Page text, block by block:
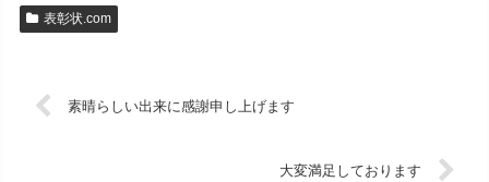
表彰状.com
素晴らしい出来に感謝申し上げます
大変満足しております